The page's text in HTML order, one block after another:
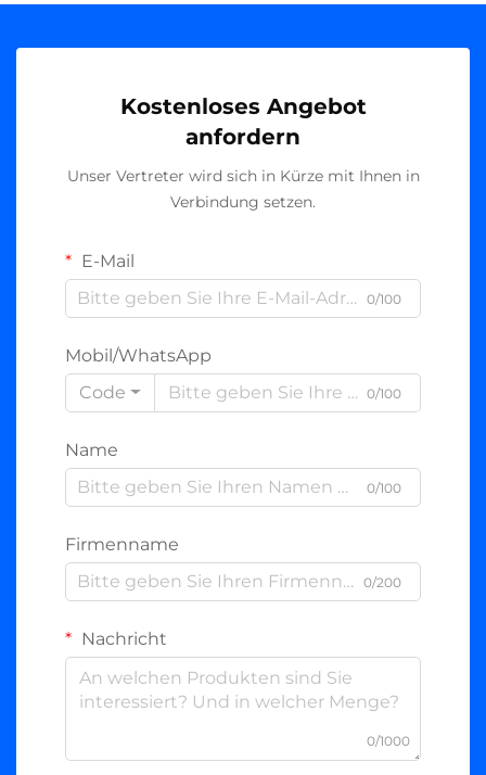
Kostenloses Angebot
anfordern
Unser Vertreter wird sich in Kürze mit Ihnen in
Verbindung setzen.
E-Mail
0/100
Mobil/WhatsApp
Code
0/100
Name
0/100
Firmenname
0/200
Nachricht
0/1000